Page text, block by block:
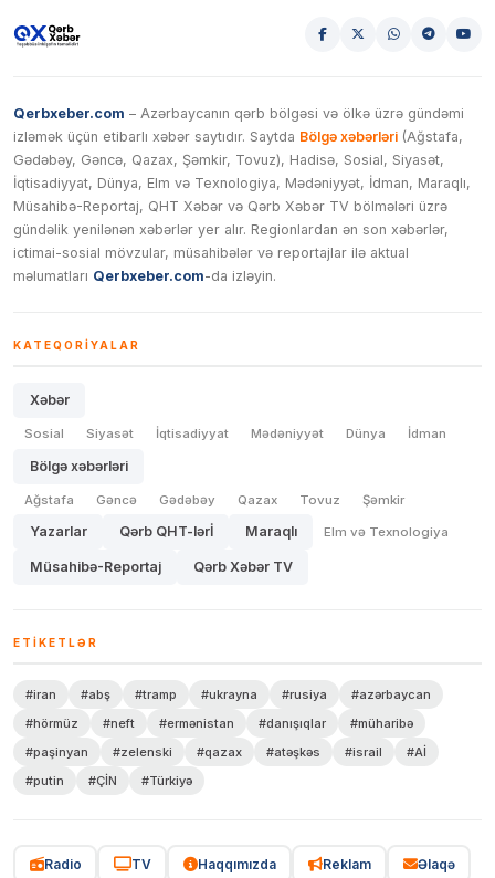
Qerbxeber.com – Azərbaycanın qərb bölgəsi və ölkə üzrə gündəmi
izləmək üçün etibarlı xəbər saytıdır. Saytda Bölgə xəbərləri (Ağstafa,
Gədəbəy, Gəncə, Qazax, Şəmkir, Tovuz), Hadisə, Sosial, Siyasət,
İqtisadiyyat, Dünya, Elm və Texnologiya, Mədəniyyət, İdman, Maraqlı,
Müsahibə-Reportaj, QHT Xəbər və Qərb Xəbər TV bölmələri üzrə
gündəlik yenilənən xəbərlər yer alır. Regionlardan ən son xəbərlər,
ictimai-sosial mövzular, müsahibələr və reportajlar ilə aktual
məlumatları Qerbxeber.com-da izləyin.
KATEQORIYALAR
Xəbər
Sosial Siyasət İqtisadiyyat Mədəniyyət Dünya İdman
Bölgə xəbərləri
Ağstafa Gəncə Gədəbəy Qazax Tovuz Şəmkir
Yazarlar Qərb QHT-lərİ Maraqlı Elm və Texnologiya
Müsahibə-Reportaj Qərb Xəbər TV
ETIKETLƏR
#iran #abş #tramp #ukrayna #rusiya
#azərbaycan
#hörmüz
#neft #ermənistan #danışıqlar
#müharibə
#paşinyan
#zelenski #qazax #atəşkəs #israil
#Aİ
#putin
#ÇİN #Türkiyə
Radio TV Haqqımızda Reklam Əlaqə